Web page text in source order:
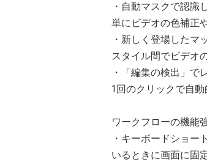
・自動マスクで認識
単にビデオの色補正
・新しく登場したマ
スタイル間でビデオ
・「編集の検出」で
1回のクリックで自
ワークフローの機能
・キーボードショー
いるときに画面に固